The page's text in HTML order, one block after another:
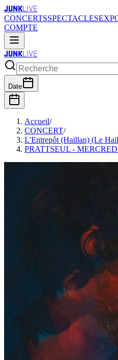
JUNKLIVE
CONCERTSSPECTACLES
COMPTE
JUNKLIVE
Date
Accueil/
CONCERT/
L'Entrepôt (Haillan) (Le
PRATTSEUL -